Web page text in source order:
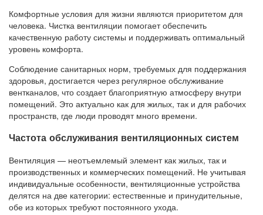
Комфортные условия для жизни являются приоритетом для
человека. Чистка вентиляции помогает обеспечить
качественную работу системы и поддерживать оптимальный
уровень комфорта.
Соблюдение санитарных норм, требуемых для поддержания
здоровья, достигается через регулярное обслуживание
вентканалов, что создает благоприятную атмосферу внутри
помещений. Это актуально как для жилых, так и для рабочих
пространств, где люди проводят много времени.
Частота обслуживания вентиляционных систем
Вентиляция — неотъемлемый элемент как жилых, так и
производственных и коммерческих помещений. Не учитывая
индивидуальные особенности, вентиляционные устройства
делятся на две категории: естественные и принудительные,
обе из которых требуют постоянного ухода.